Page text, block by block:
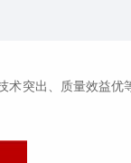
突出、质量效益优